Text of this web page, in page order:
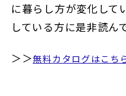
に暮らし方が変化して
している方に是非読ん
＞＞無料カタログはこち